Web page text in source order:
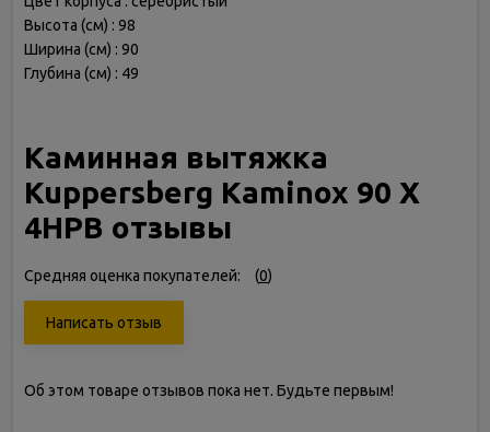
Высота (см) : 98
Ширина (см) : 90
Глубина (см) : 49
Каминная вытяжка
Kuppersberg Kaminox 90 X
4HPB отзывы
Средняя оценка покупателей: (0)
Написать отзыв
Об этом товаре отзывов пока нет. Будьте первым!